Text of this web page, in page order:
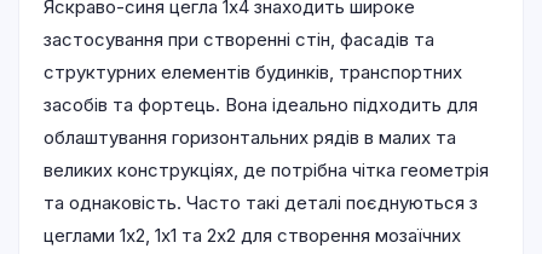
Яскраво-синя цегла 1х4 знаходить широке
застосування при створенні стін, фасадів та
структурних елементів будинків, транспортних
засобів та фортець. Вона ідеально підходить для
облаштування горизонтальних рядів в малих та
великих конструкціях, де потрібна чітка геометрія
та однаковість. Часто такі деталі поєднуються з
цеглами 1х2, 1х1 та 2х2 для створення мозаїчних